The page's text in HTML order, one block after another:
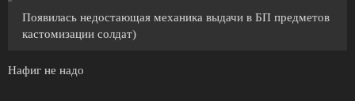
Появилась недостающая механика выдачи в БП предметов
кастомизации солдат)
Нафиг не надо